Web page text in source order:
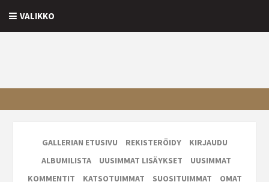
VALIKKO
GALLERIAN ETUSIVU REKISTERÖIDY
KIRJAUDU
ALBUMILISTA
UUSIMMAT LISÄYKSET
UUSIMMAT
KOMMENTIT
KATSOTUIMMAT SUOSITUIMMAT
OMAT